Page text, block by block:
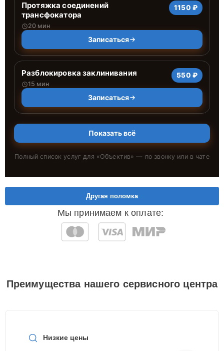
Протяжка соединений
трансфокатора
20 мин
1150 ₽
Записаться
Разблокировка заклинивания
15 мин
550 ₽
Записаться
Показать всё
Полный список услуг для «Объектив» — по звонку или в чате
Мы принимаем к оплате:
Другая поломка
Преимущества нашего сервисного центра
Низкие цены